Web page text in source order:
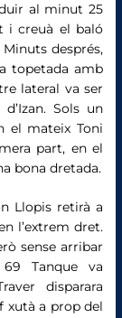
al minut 25
i creuà el baló
després,
topetada amb
lateral va ser
Sols un
el mateix Toni
part, en el
bona dretada.
Llopis retirà a
l’extrem dret.
sense arribar
Tanque va
disparara
xutà a prop del